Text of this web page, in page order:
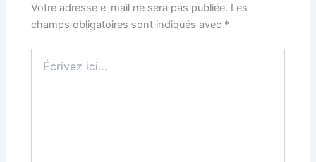
Votre adresse e-mail ne sera pas publiée. Les
champs obligatoires sont indiqués avec *
ici…